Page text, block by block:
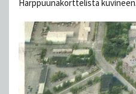
Harppuunakorttelista kuvineen.